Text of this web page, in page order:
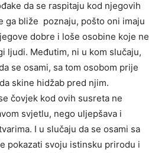
da se raspitaju kod njegovih
ga bliže poznaju, pošto oni imaju
dobre i loše osobine koje ne
ljudi. Međutim, ni u kom slučaju,
se osami, sa tom osobom prije
skine hidžab pred njim.
čovjek kod ovih susreta ne
svjetlu, nego uljepšava i
I u slučaju da se osami sa
pokazati svoju istinsku prirodu i